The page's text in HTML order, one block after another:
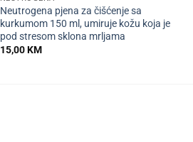
Neutrogena pjena za čišćenje sa
kurkumom 150 ml, umiruje kožu koja je
pod stresom sklona mrljama
15,00KM